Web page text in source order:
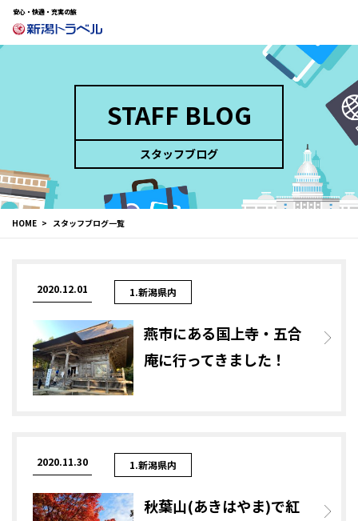
安心・快適・充実の旅
STAFF BLOG
スタッフブログ
HOME スタッフブログ一覧
2020.12.01 1.新潟県内
燕市にある国上寺・五合
庵に行ってきました！
2020.11.30 1.新潟県内
秋葉山(あきはやま)で紅